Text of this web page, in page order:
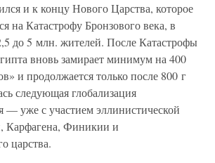
и к концу Нового Царства, которое
на Катастрофу Бронзового века, в
до 5 млн. жителей. После Катастрофы
вновь замирает минимум на 400
и продолжается только после 800 г
следующая глобализация
— уже с участием эллинистической
Карфагена, Финикии и
царства.